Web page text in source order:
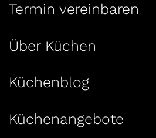
Termin vereinbaren
Über Küchen
Küchenblog
Küchenangebote